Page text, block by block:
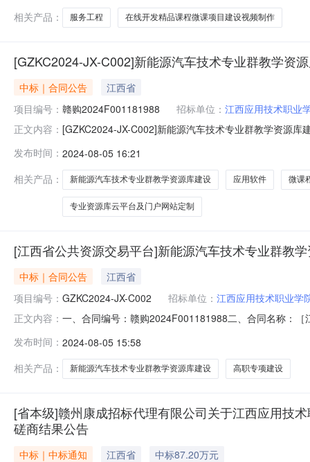
相关产品：
服务工程 在线开发精品课程微课项目建设视频制作
[GZKC2024-JX-C002]新能源汽车技术专业群教学资
中标｜合同公告
江西省
项目编号： 赣购2024F001181988 招标单位： 江西应用技术职业
正文内容： [GZKC2024-JX-C002]新能源汽车技术专业群教学资源
技术职业学院本级地址：赣州市蓉江新区文峰路9号联系
发布时间： 2024-08-05 16:21
相关产品：
新能源汽车技术专业群教学资源库建设 应用软件 微课
专业资源库云平台及门户网站定制
[江西省公共资源交易平台]新能源汽车技术专业群教
中标｜合同公告
江西省
项目编号： GZKC2024-JX-C002 招标单位： 江西应用技术职业学
正文内容： 一、合同编号：赣购2024F001181988二、合同名称：
应商（乙方）：江西宇禾嘉文化传媒有限公司地址：南
发布时间： 2024-08-05 15:58
相关产品：
新能源汽车技术专业群教学资源库建设 高职专项建设
[省本级]赣州康成招标代理有限公司关于江西应用技
磋商结果公告
中标｜中标通知 江西省
中标87.20万元